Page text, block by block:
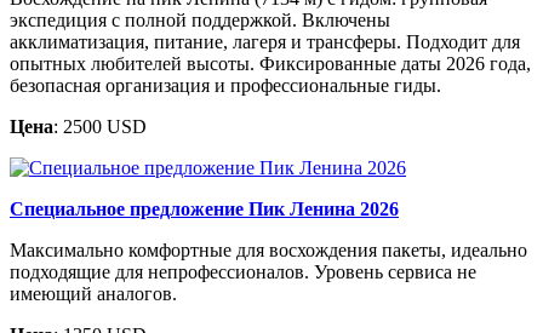
экспедиция с полной поддержкой. Включены
акклиматизация, питание, лагеря и трансферы. Подходит для
опытных любителей высоты. Фиксированные даты 2026 года,
безопасная организация и профессиональные гиды.
Цена: 2500 USD
Специальное предложение Пик Ленина 2026
Максимально комфортные для восхождения пакеты, идеально
подходящие для непрофессионалов. Уровень сервиса не
имеющий аналогов.